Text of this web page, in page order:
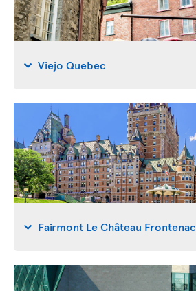
Viejo Quebec
Fairmont Le Château Frontenac